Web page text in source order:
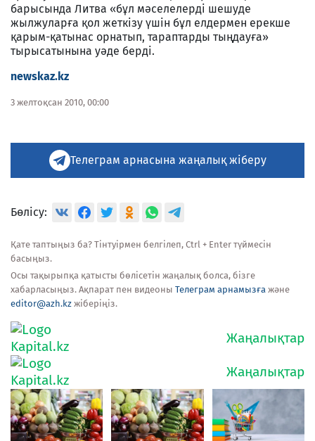
барысында Литва «бұл мәселелерді шешуде
жылжуларға қол жеткізу үшін бұл елдермен ерекше
қарым-қатынас орнатып, тараптарды тыңдауға»
тырысатынына уәде берді.
newskaz.kz
3 желтоқсан 2010, 00:00
Телеграм арнасына жаңалық жіберу
Бөлісу:
Қате таптыңыз ба? Тінтуірмен белгілеп, Ctrl + Enter түймесін
басыңыз.
Осы тақырыпқа қатысты бөлісетін жаңалық болса, бізге
хабарласыңыз. Ақпарат пен видеоны Телеграм арнамызға және
editor@azh.kz жіберіңіз.